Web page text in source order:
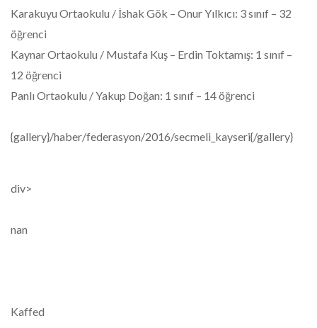
Karakuyu Ortaokulu / İshak Gök – Onur Yılkıcı: 3 sınıf – 32
öğrenci
Kaynar Ortaokulu / Mustafa Kuş – Erdin Toktamış: 1 sınıf –
12 öğrenci
Panlı Ortaokulu / Yakup Doğan: 1 sınıf – 14 öğrenci
{gallery}/haber/federasyon/2016/secmeli_kayseri{/gallery}
div>
nan
Kaffed